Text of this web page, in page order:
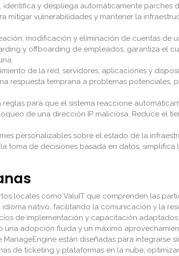
identifica y despliega automáticamente parches
mitigar vulnerabilidades y mantener la
modificación y eliminación de cuentas de
y offboarding de empleados, garantiza el
de la red, servidores, aplicaciones y
respuesta temprana a problemas potenciales,
reglas para que el sistema reaccione
de una dirección IP maliciosa. Reduce el
personalizables sobre el estado de la
toma de decisiones basada en datos, simplifica
locales como ValuIT que comprenden las
nativo, facilitando la comunicación y la
de implementación y capacitación
adopción fluida y un máximo
ManageEngine están diseñadas para integrarse
de ticketing y plataformas en la nube,